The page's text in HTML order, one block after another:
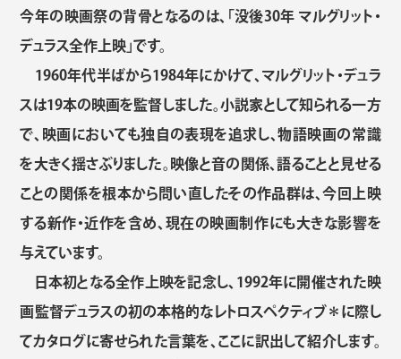
今年の映画祭の背骨となるのは、「没後30年 マルグリット・
デュラス全作上映」です。
1960年代半ばから1984年にかけて、マルグリット・デュラ
スは19本の映画を監督しました。小説家として知られる一方
で、映画においても独自の表現を追求し、物語映画の常識
を大きく揺さぶりました。映像と音の関係、語ることと見せる
ことの関係を根本から問い直したその作品群は、今回上映
する新作・近作を含め、現在の映画制作にも大きな影響を
与えています。
日本初となる全作上映を記念し、1992年に開催された映
画監督デュラスの初の本格的なレトロスペクティブ＊に際し
てカタログに寄せられた言葉を、ここに訳出して紹介します。